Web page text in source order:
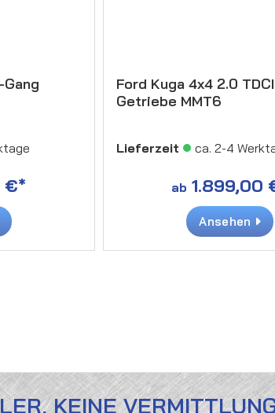
€*
Ford Kuga 4x4 2.0
Getriebe MMT6
Lieferzeit ca. 2-4
ab 1.899,00
Ansehen
KEINE